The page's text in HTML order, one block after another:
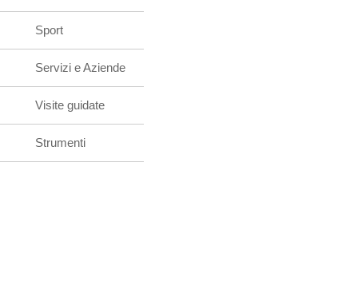
Sport
Servizi e Aziende
Visite guidate
Strumenti